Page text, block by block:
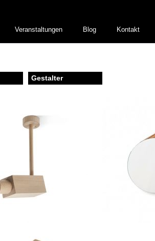
Veranstaltungen Blog Kontakt
Gestalter